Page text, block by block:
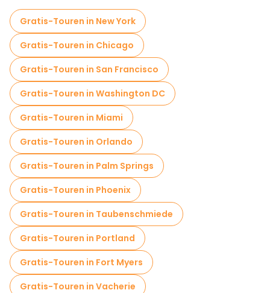
Gratis-Touren in New York
Gratis-Touren in Chicago
Gratis-Touren in San Francisco
Gratis-Touren in Washington DC
Gratis-Touren in Miami
Gratis-Touren in Orlando
Gratis-Touren in Palm Springs
Gratis-Touren in Phoenix
Gratis-Touren in Taubenschmiede
Gratis-Touren in Portland
Gratis-Touren in Fort Myers
Gratis-Touren in Vacherie